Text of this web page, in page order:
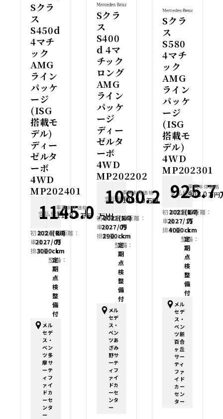
Sクラ
ス
S450d
4マチ
ック
AMG
ライン
パッケ
ージ
(ISG
搭載モ
デル)
ディー
ゼルタ
ーボ
4WD
MP202401
支払総額
1145.0 万円
車両本体価格
1128.0万円
初年度登録：
2024(R6)
車検：
2027/03
排気量：
3000cc
走行距離：
0.8
万
km
整備：
定
期
点
検
整
備
付
メル
セデ
ス・
ベン
ツ多
摩サ
ーテ
ィフ
ァイ
ドカ
ーセ
ンタ
ー
Sクラ
ス
S400
d 4マ
チック
ロング
AMG
ライン
パッケ
ージ
ディー
ゼルタ
ーボ
4WD
MP202202
支払総額
1080.2 万円
車両本体価格
1058.0万円
初年度登録：
2022(R4)
車検：
2027/09
排気量：
2900cc
走行距離：
1.7
万
km
整備：
定
期
点
検
整
備
付
メル
セデ
ス・
ベン
ツあ
ざみ
野サ
ーテ
ィフ
ァイ
ドカ
ーセ
ンタ
ー
Sクラ
ス
S580
4マチ
ック
AMG
ライン
パッケ
ージ
(ISG
搭載モ
デル)
4WD
MP202301
支払総額
925.7
車両本体価格
908.0万円
初年度登録：
2022(R4)
車検：
2027/11
排気量：
4000cc
走行距離：
1.7
万
km
整備：
定
期
点
検
整
備
付
メル
セデ
ス・
ベン
ツ新
百合
ヶ丘
サー
ティ
ファ
イド
カー
セン
ター